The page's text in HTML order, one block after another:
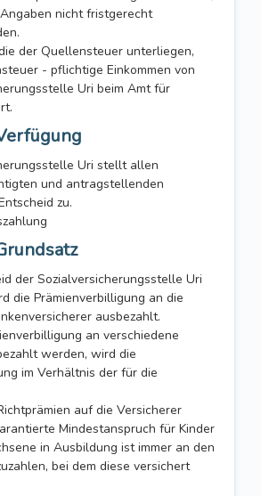
nicht fristgerecht
der Quellensteuer unterliegen,
- pflichtige Einkommen von
Uri beim Amt für
Uri stellt allen
und antragstellenden
zu.
der Sozialversicherungsstelle Uri
die Prämienverbilligung an die
ausbezahlt.
an verschiedene
werden, wird die
im Verhältnis der für die
auf die Versicherer
Mindestanspruch für Kinder
in Ausbildung ist immer an den
bei dem diese versichert